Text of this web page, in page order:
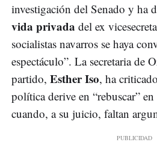
investigación del Senado y ha
vida privada del ex
socialistas navarros se haya
espectáculo”. La secretaria de
partido, Esther Iso, ha
política derive en “rebuscar”
cuando, a su juicio, faltan